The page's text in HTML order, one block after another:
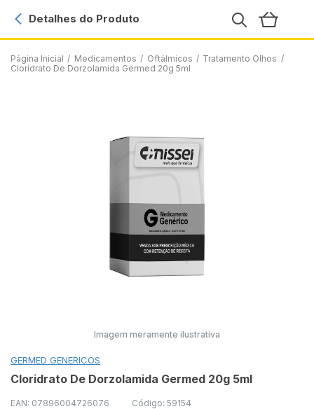
Página Inicial / Medicamentos / Oftálmicos / Tratamento Olhos /
Cloridrato De Dorzolamida Germed 20g 5ml
Detalhes do Produto
Imagem meramente ilustrativa
GERMED GENERICOS
Cloridrato De Dorzolamida Germed 20g 5ml
EAN: 07896004726076 Código: 59154